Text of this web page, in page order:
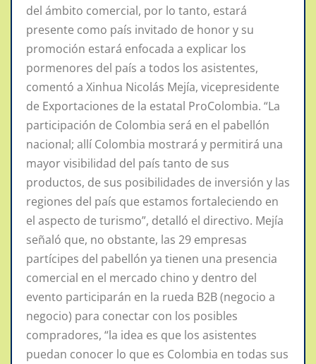
del ámbito comercial, por lo tanto, estará
presente como país invitado de honor y su
promoción estará enfocada a explicar los
pormenores del país a todos los asistentes,
comentó a Xinhua Nicolás Mejía, vicepresidente
de Exportaciones de la estatal ProColombia. “La
participación de Colombia será en el pabellón
nacional; allí Colombia mostrará y permitirá una
mayor visibilidad del país tanto de sus
productos, de sus posibilidades de inversión y las
regiones del país que estamos fortaleciendo en
el aspecto de turismo”, detalló el directivo. Mejía
señaló que, no obstante, las 29 empresas
partícipes del pabellón ya tienen una presencia
comercial en el mercado chino y dentro del
evento participarán en la rueda B2B (negocio a
negocio) para conectar con los posibles
compradores, “la idea es que los asistentes
puedan conocer lo que es Colombia en todas sus